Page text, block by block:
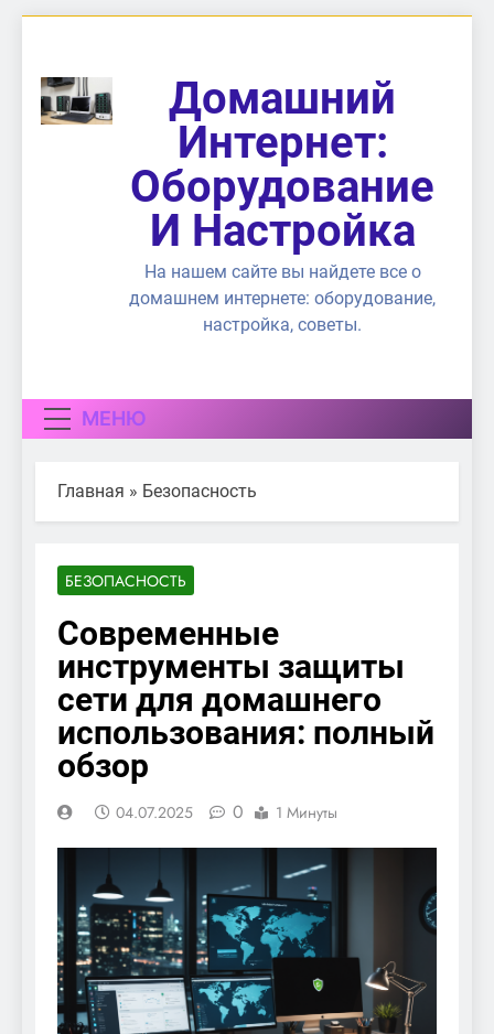
содержимому
Домашний
Интернет:
Оборудование
И Настройка
На нашем сайте вы найдете все о
домашнем интернете: оборудование,
настройка, советы.
МЕНЮ
Главная » Безопасность
БЕЗОПАСНОСТЬ
Современные
инструменты защиты
сети для домашнего
использования: полный
обзор
04.07.2025 0 1 Минуты